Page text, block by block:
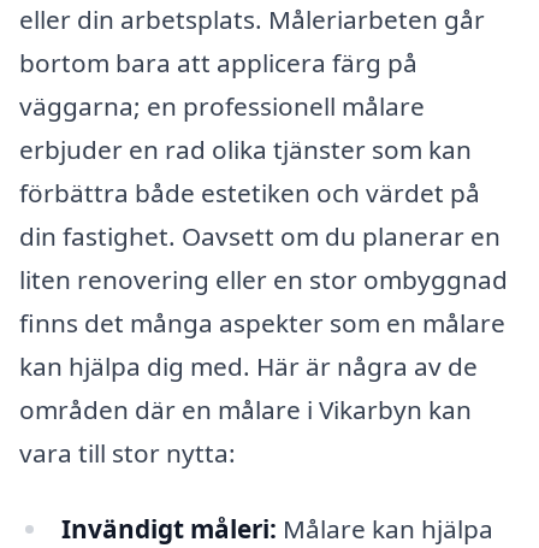
eller din arbetsplats. Måleriarbeten går
bortom bara att applicera färg på
väggarna; en professionell målare
erbjuder en rad olika tjänster som kan
förbättra både estetiken och värdet på
din fastighet. Oavsett om du planerar en
liten renovering eller en stor ombyggnad
finns det många aspekter som en målare
kan hjälpa dig med. Här är några av de
områden där en målare i Vikarbyn kan
vara till stor nytta:
Invändigt måleri: Målare kan hjälpa